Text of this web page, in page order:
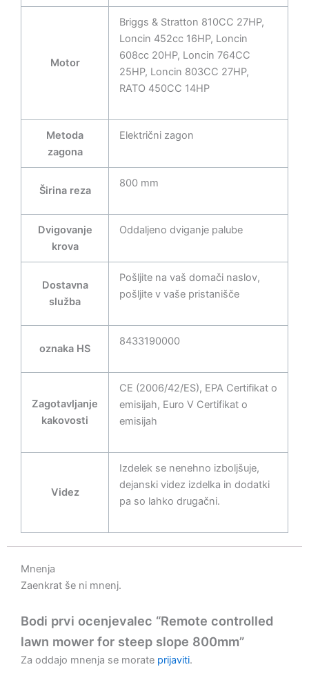
Motor
Briggs & Stratton 810CC 27HP,
Loncin 452cc 16HP, Loncin
608cc 20HP, Loncin 764CC
25HP, Loncin 803CC 27HP,
RATO 450CC 14HP
Metoda
zagona
Električni zagon
Širina reza
800 mm
Dvigovanje
krova
Oddaljeno dviganje palube
Dostavna
služba
Pošljite na vaš domači naslov,
pošljite v vaše pristanišče
oznaka HS
8433190000
Zagotavljanje
kakovosti
CE (2006/42/ES), EPA Certifikat o
emisijah, Euro V Certifikat o
emisijah
Videz
Izdelek se nenehno izboljšuje,
dejanski videz izdelka in dodatki
pa so lahko drugačni.
Mnenja
Zaenkrat še ni mnenj.
Bodi prvi ocenjevalec “Remote controlled
lawn mower for steep slope 800mm”
Za oddajo mnenja se morate prijaviti.